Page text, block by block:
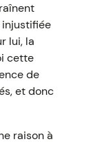
lui, la
cette
de
et donc
raison à